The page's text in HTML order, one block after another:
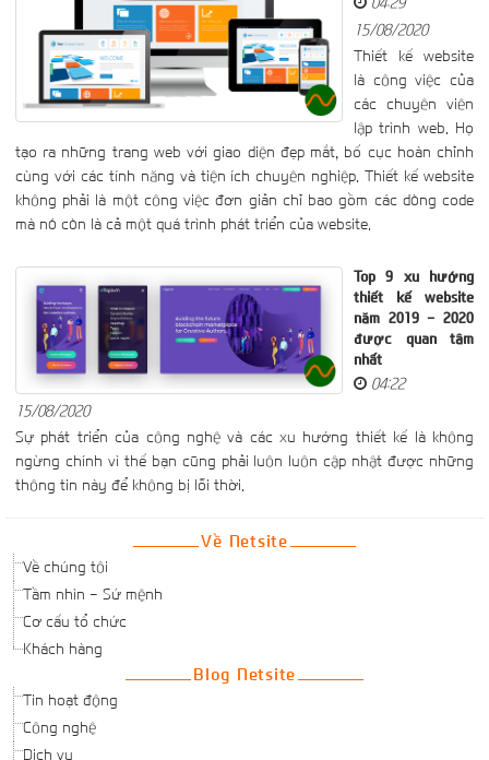
15/08/2020
Thiết kế website
là công việc của
các chuyên viên
lập trình web. Họ
tạo ra những trang web với giao diện đẹp mắt, bố cục hoàn chỉnh
cùng với các tính năng và tiện ích chuyên nghiệp. Thiết kế website
không phải là một công việc đơn giản chỉ bao gồm các dòng code
mà nó còn là cả một quá trình phát triển của website.
Top 9 xu hướng
thiết kế website
năm 2019 - 2020
được quan tâm
nhất
04:22
15/08/2020
Sự phát triển của công nghệ và các xu hướng thiết kế là không
ngừng chính vì thế bạn cũng phải luôn luôn cập nhật được những
thông tin này để không bị lỗi thời.
Về Netsite
Về chúng tôi
Tầm nhìn - Sứ mệnh
Cơ cấu tổ chức
Khách hàng
Blog Netsite
Tin hoạt động
Công nghệ
Dịch vụ